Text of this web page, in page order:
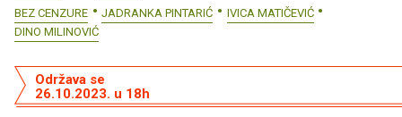
BEZ CENZURE
JADRANKA PINTARIĆ
IVICA MATIČEVIĆ
DINO MILINOVIĆ
Održava se
26.10.2023. u 18h